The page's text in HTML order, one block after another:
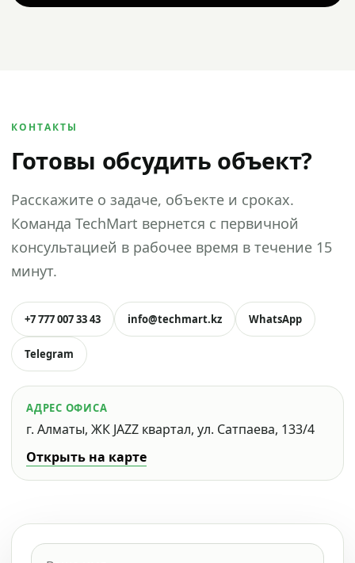
КОНТАКТЫ
Готовы обсудить объект?
Расскажите о задаче, объекте и сроках.
Команда TechMart вернется с первичной
консультацией в рабочее время в течение 15
минут.
+7 777 007 33 43 info@techmart.kz WhatsApp
Telegram
АДРЕС ОФИСА
г. Алматы, ЖК JAZZ квартал, ул. Сатпаева, 133/4
Открыть на карте